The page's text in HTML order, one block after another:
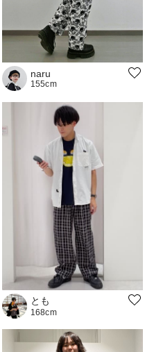
naru
155cm
とも
168cm